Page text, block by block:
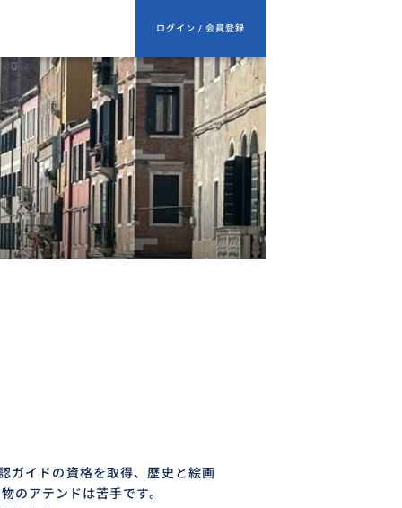
ログイン / 会員登録
ガイドの資格を取得、歴史と絵画
のアテンドは苦手です。